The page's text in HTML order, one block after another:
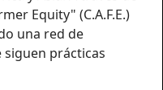
Equity" (C.A.F.E.)
una red de
prácticas